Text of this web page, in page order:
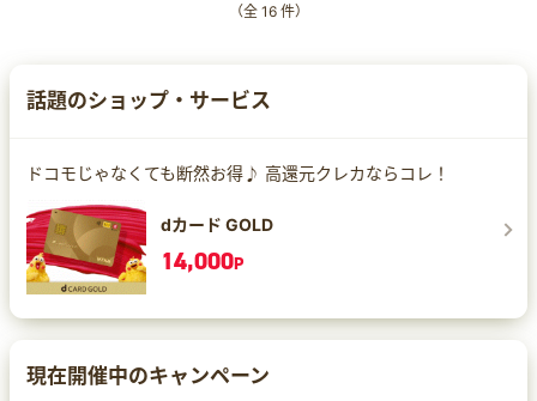
（全 16件）
話題のショップ・サービス
ドコモじゃなくても断然お得♪ 高還元クレカならコレ！
dカード GOLD
14,000P
現在開催中のキャンペーン